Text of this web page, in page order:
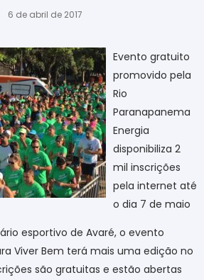
6 de abril de 2017
Evento gratuito
promovido pela
Rio
Paranapanema
Energia
disponibiliza 2
mil inscrições
pela internet até
o dia 7 de maio
esportivo de Avaré, o evento
Viver Bem terá mais uma edição no
são gratuitas e estão abertas